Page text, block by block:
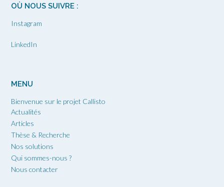
OÙ NOUS SUIVRE :
Instagram
LinkedIn
MENU
Bienvenue sur le projet Callisto
Actualités
Articles
Thèse & Recherche
Nos solutions
Qui sommes-nous ?
Nous contacter